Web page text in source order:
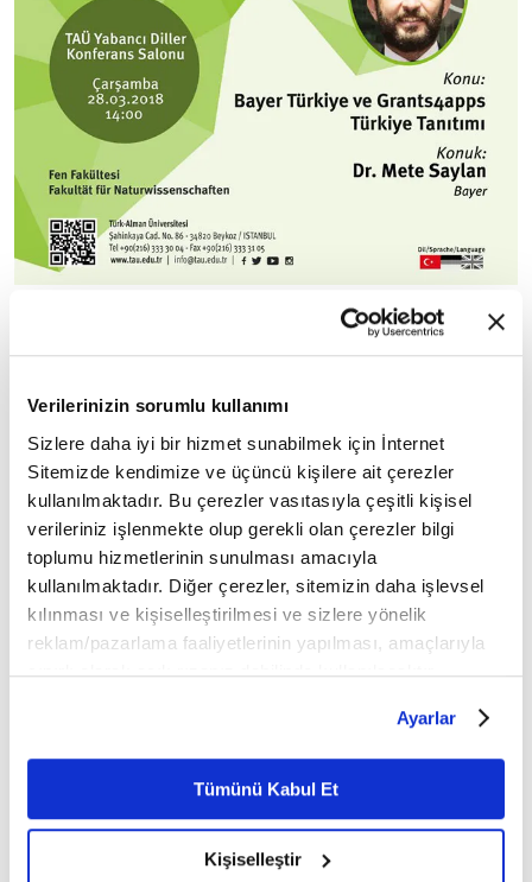
Verilerinizin sorumlu kullanımı
Sizlere daha iyi bir hizmet sunabilmek için İnternet
Sitemizde kendimize ve üçüncü kişilere ait çerezler
kullanılmaktadır. Bu çerezler vasıtasıyla çeşitli kişisel
verileriniz işlenmekte olup gerekli olan çerezler bilgi
toplumu hizmetlerinin sunulması amacıyla
kullanılmaktadır. Diğer çerezler, sitemizin daha işlevsel
kılınması ve kişiselleştirilmesi ve sizlere yönelik
reklam/pazarlama faaliyetlerinin yapılması, amaçlarıyla
sınırlı olarak açık rızanız dahilinde kullanılacaktır.
belirleyebilirsiniz. Çerezlere ilişkin detaylı bilgi için
Ayarlar butonuna tıklayabilir,Çerez Bilgilendirme
Metnimizi ziyaret edebilirsiniz.
6698 sayılı Kişisel Verilerin Korunması Kanunu uyarınca
okumak ve sitemizi ziyaretiniz kapsamında
Ayarlar
Tümünü Kabul Et
Kişiselleştir
Turkuvaz Medya Grubu'na aittir. Kaynak gösterilse dahi
köşe yazısı/haberin tamamı özel izin alınmadan
kullanılamaz.
Ancak alıntılanan köşe yazısı/haberin bir bölümü,
alıntılanan habere aktif link verilerek kullanılabilir.
Ayrıntılar için lütfentıklayın.
Mobil Uygulamamızı İndirin
İLGİNİZİ ÇEKEBİLECEK DİĞER MAKALELER